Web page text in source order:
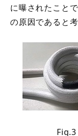
に曝されたこと
の原因であると考